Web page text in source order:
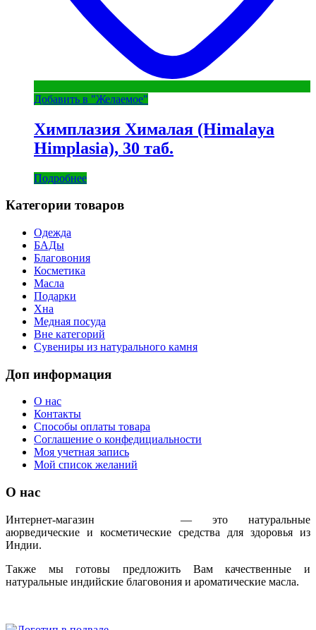
Добавить в "Желаемое"
Химплазия Хималая (Himalaya
Himplasia), 30 таб.
Подробнее
Категории товаров
Одежда
БАДы
Благовония
Косметика
Масла
Подарки
Хна
Медная посуда
Вне категорий
Сувениры из натурального камня
Доп информация
О нас
Контакты
Способы оплаты товара
Соглашение о конфедициальности
Моя учетная запись
Мой список желаний
О нас
Интернет-магазин
— это натуральные
аюрведические и косметические средства для здоровья из
Индии.
Также мы готовы предложить Вам качественные и
натуральные индийские благовония и ароматические масла.